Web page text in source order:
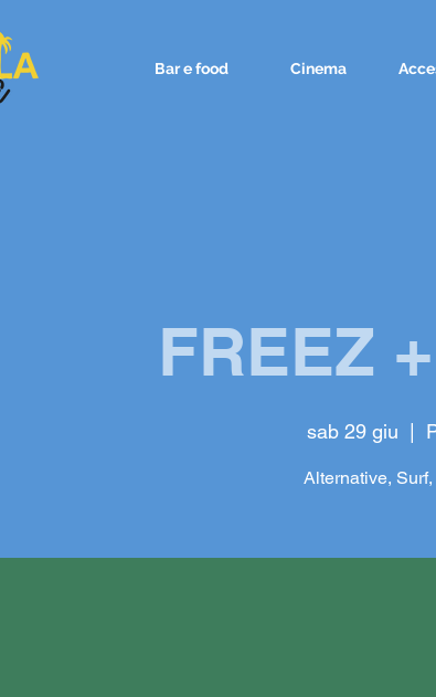
Bar e food Cinema
FREEZ
sab 29 giu
Alternative,